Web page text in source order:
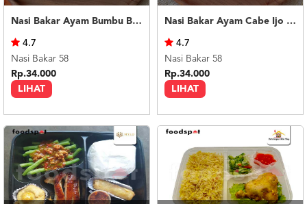
Nasi Bakar Ayam Bumbu Bali + Kerupuk
LIHAT
4.7
Nasi Bakar 58
Rp.34.000
Nasi Bakar Ayam Cabe Ijo + Kerupuk
LIHAT
4.7
Nasi Bakar 58
Rp.34.000